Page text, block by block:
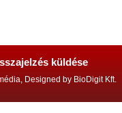
küldése
Designed by BioDigit Kft.